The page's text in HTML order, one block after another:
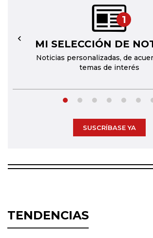
1
MI SELECCIÓN DE
Noticias personalizadas, de
temas de interés
←
SUSCRÍBASE YA
TENDENCIAS